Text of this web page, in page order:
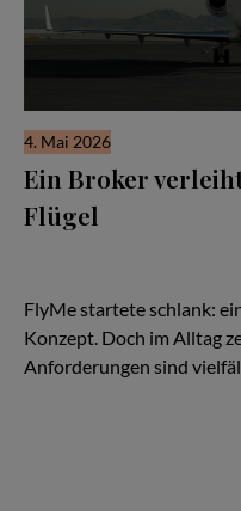
4. Mai 2026
Ein Broker
Flügel
FlyMe startete schlank:
Konzept. Doch im Alltag
Anforderungen sind